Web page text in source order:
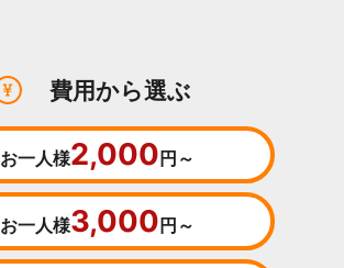
費用から選ぶ
お一人様2,000 円～
お一人様3,000円～